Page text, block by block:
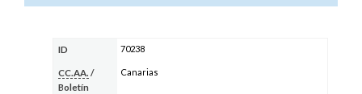
ID 70238
CC.AA. /
Boletín
Canarias